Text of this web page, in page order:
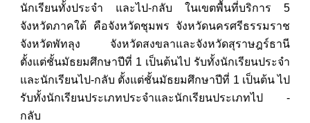
นักเรียนทั้งประจำ และไป-กลับ ในเขตพื้นที่บริการ 5
จังหวัดภาคใต้ คือจังหวัดชุมพร จังหวัดนครศรีธรรมราช
จังหวัดพัทลุง จังหวัดสงขลาและจังหวัดสุราษฎร์ธานี
ตั้งแต่ชั้นมัธยมศึกษาปีที่ 1 เป็นต้นไป รับทั้งนักเรียนประจำ
และนักเรียนไป-กลับ ตั้งแต่ชั้นมัธยมศึกษาปีที่ 1 เป็นต้น ไป
รับทั้งนักเรียนประเภทประจำและนักเรียนประเภทไป -
กลับ